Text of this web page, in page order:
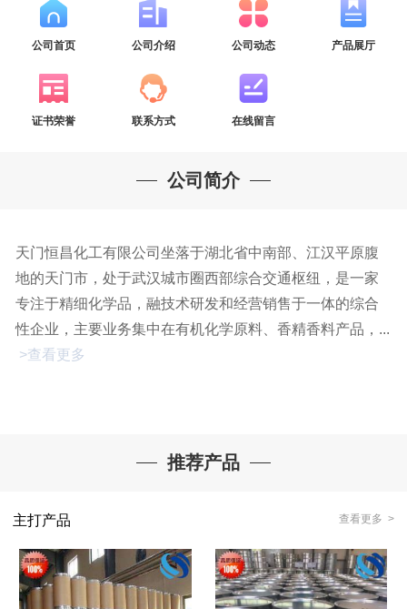
公司首页 公司介绍 公司动态 产品展厅
证书荣誉 联系方式 在线留言
公司简介
天门恒昌化工有限公司坐落于湖北省中南部、江汉平原腹
地的天门市，处于武汉城市圈西部综合交通枢纽，是一家
专注于精细化学品，融技术研发和经营销售于一体的综合
性企业，主要业务集中在有机化学原料、香精香料产品，...
>查看更多
推荐产品
主打产品 查看更多 >